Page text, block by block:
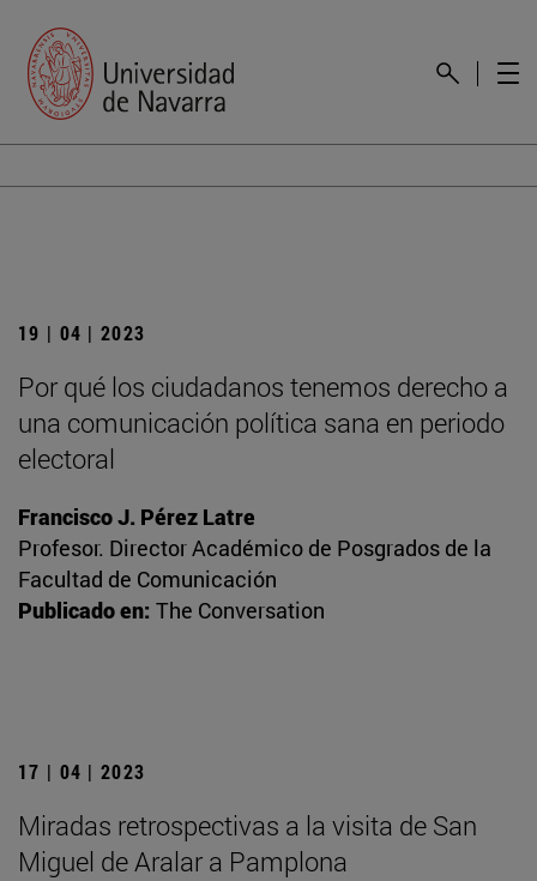
19 | 04 | 2023
Por qué los ciudadanos tenemos derecho a
una comunicación política sana en periodo
electoral
Francisco J. Pérez Latre
Profesor. Director Académico de Posgrados de la
Facultad de Comunicación
Publicado en: The Conversation
17 | 04 | 2023
Miradas retrospectivas a la visita de San
Miguel de Aralar a Pamplona